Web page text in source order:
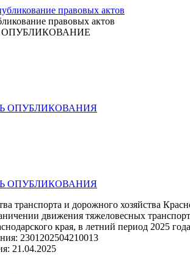
правовых актов
ОПУБЛИКОВАНИЯ
ОПУБЛИКОВАНИЯ
транспорта и дорожного хозяйства
движения тяжеловесных
края, в летний период 2025
2301202504210013
21.04.2025